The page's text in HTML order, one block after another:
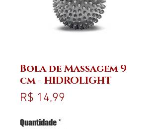
Bola de Massagem 9
cm - HIDROLIGHT
R$ 14,99
Quantidade *